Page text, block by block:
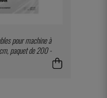
pour machine à
paquet de 200 -